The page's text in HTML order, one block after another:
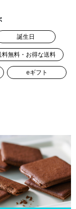
誕生日
料無料・お得な送料
eギフト